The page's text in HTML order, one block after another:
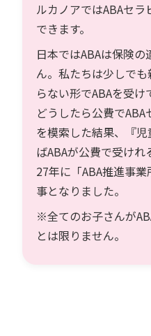
ルカノアではABAセ
できます。
日本ではABAは保険
ん。私たちは少しで
らない形でABAを受け
どうしたら公費で
を模索した結果、『
ばABAが公費で受け
27年に「ABA推進事
事となりました。
※全てのお子さんが
とは限りません。